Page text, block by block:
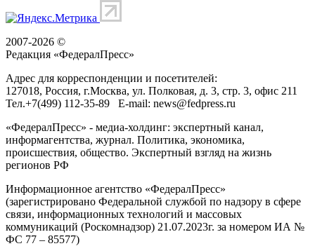
2007-2026 ©
Редакция «ФедералПресс»
Адрес для корреспонденции и посетителей:
127018, Россия, г.Москва, ул. Полковая, д. 3, стр. 3, офис 211
Тел.+7(499) 112-35-89 E-mail: news@fedpress.ru
«ФедералПресс» - медиа-холдинг: экспертный канал,
информагентства, журнал. Политика, экономика,
происшествия, общество. Экспертный взгляд на жизнь
регионов РФ
Информационное агентство «ФедералПресс»
(зарегистрировано Федеральной службой по надзору в сфере
связи, информационных технологий и массовых
коммуникаций (Роскомнадзор) 21.07.2023г. за номером ИА №
ФС 77 – 85577)